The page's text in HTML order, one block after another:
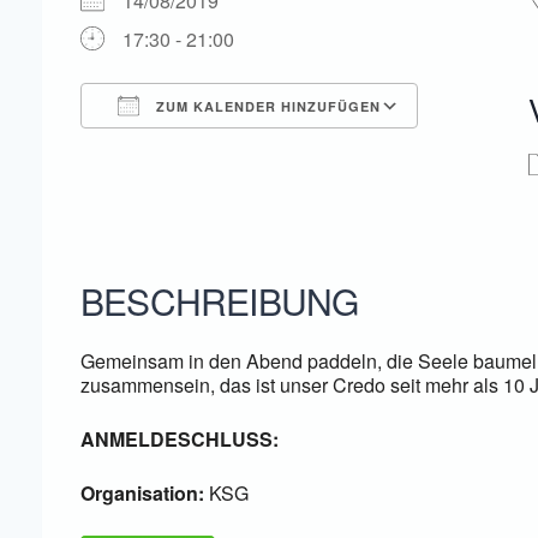
17:30 - 21:00
ZUM KALENDER HINZUFÜGEN
Google
BESCHREIBUNG
Gemeinsam in den Abend paddeln, die Seele
zusammensein, das ist unser Credo seit mehr als 10
ANMELDESCHLUSS:
Organisation: KSG